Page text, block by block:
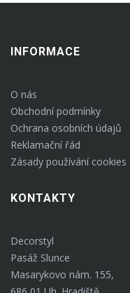
INFORMACE
O nás
Obchodní podmínky
Ochrana osobních údajů
Reklamační řád
Zásady používání cookies
KONTAKTY
Decorstyl
Pasáž Slunce
Masarykovo nám. 155,